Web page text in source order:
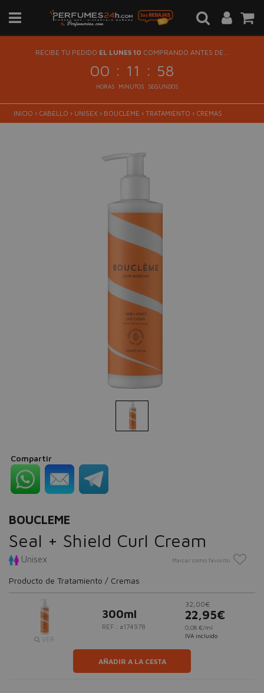
RECIBE TU PEDIDO EL LUNES 10 COMPRANDO ANTES DE...
00 : 11 : 58
HORAS MINUTOS SEGUNDOS
INICIO › CABELLO › UNISEX › BOUCLEME › TRATAMIENTO › CREMAS
Compartir
BOUCLEME
Seal + Shield Curl Cream
Unisex Marcar como favorito
Producto de Tratamiento / Cremas
VER
300ml
REF.: #174978
32,00€
22,95€
0,08 €/ml
IVA incluido
AÑADIR A LA CESTA